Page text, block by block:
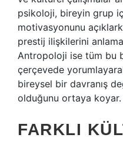
psikoloji, bireyin grup
motivasyonunu
prestij ilişkilerini
Antropoloji ise tüm bu
çerçevede
bireysel bir davranış
olduğunu ortaya koyar.
FARKLI